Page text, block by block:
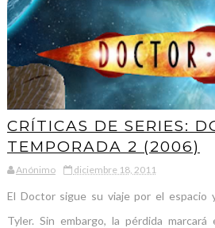
CRÍTICAS DE SERIES:
TEMPORADA 2 (2006)
Anónimo diciembre 18, 2011
El Doctor sigue su viaje por el espacio
Tyler. Sin embargo, la pérdida